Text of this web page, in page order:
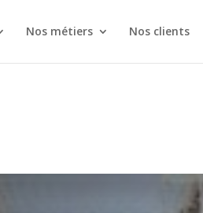
Nos métiers Nos clients